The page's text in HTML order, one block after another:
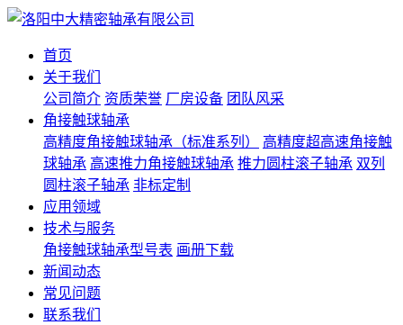
首页
关于我们
公司简介 资质荣誉 厂房设备 团队风采
角接触球轴承
高精度角接触球轴承（标准系列）
高精度超高速角接触
球轴承 高速推力角接触球轴承 推力圆柱滚子轴承 双列
圆柱滚子轴承 非标定制
应用领域
技术与服务
角接触球轴承型号表 画册下载
新闻动态
常见问题
联系我们